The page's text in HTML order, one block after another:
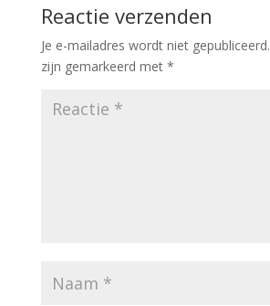
Reactie verzenden
Je e-mailadres wordt niet gepubliceerd.
zijn gemarkeerd met *